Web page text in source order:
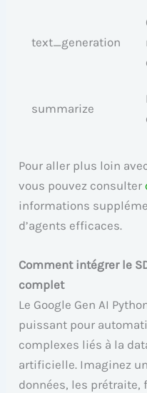
text_generation
summarize
Pour aller plus loin
vous pouvez consulter
informations
d’agents efficaces.
Comment intégrer le
complet
Le Google Gen AI
puissant pour
complexes liés à la
artificielle. Imaginez
données, les prétraite,